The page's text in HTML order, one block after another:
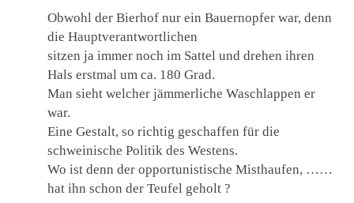
Obwohl der Bierhof nur ein Bauernopfer war, denn
die Hauptverantwortlichen
sitzen ja immer noch im Sattel und drehen ihren
Hals erstmal um ca. 180 Grad.
Man sieht welcher jämmerliche Waschlappen er
war.
Eine Gestalt, so richtig geschaffen für die
schweinische Politik des Westens.
Wo ist denn der opportunistische Misthaufen, ……
hat ihn schon der Teufel geholt ?